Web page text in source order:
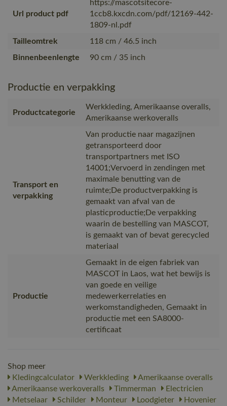
Url product pdf
https://mascotsitecore-
1ccb8.kxcdn.com/pdf/12169-442-
1809-nl.pdf
Tailleomtrek
118 cm / 46.5 inch
Binnenbeenlengte
90 cm / 35 inch
Productie en verpakking
Productcategorie
Werkkleding, Amerikaanse overalls,
Amerikaanse werkoveralls
Transport en
verpakking
Van productie naar magazijnen
getransporteerd door
transportpartners met ISO
14001;Vervoerd in zendingen met
maximale benutting van de
ruimte;De productverpakking is
gemaakt van afval van de
plasticproductie;De verpakking
waarin de bestelling van MASCOT,
is gemaakt van of bevat gerecycled
materiaal
Productie
Gemaakt in de eigen fabriek van
MASCOT in Laos, wat het bewijs is
van goede en veilige
medewerkerrelaties en
werkomstandigheden, Gemaakt in
productie met een SA8000-
certificaat
Shop meer
Kledingcalculator
Werkkleding
Amerikaanse overalls
Amerikaanse werkoveralls
Timmerman
Electricien
Metselaar
Schilder Monteur Loodgieter
Hovenier